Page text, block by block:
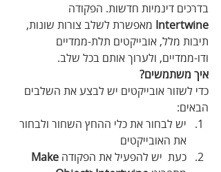
בדרכים דינמיות חדשות. הפקודה
Intertwine מאפשרת לשלב צורות שונות,
תיבות מלל, אובייקטים תלת-ממדיים
ודו-ממדיים, ולערוך אותם בכל שלב.
איך משתמשים?
כדי לשזור אובייקטים יש לבצע את השלבים
הבאים:
יש לבחור את כלי ההחץ השחור ולבחור
את האובייקטים
כעת  יש להפעיל את הפקודה Make